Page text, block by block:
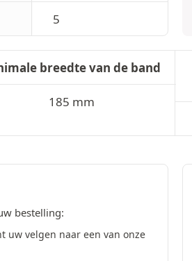
5
breedte van de band
185 mm
bestelling:
uw velgen naar een van onze